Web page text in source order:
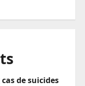
de suicides